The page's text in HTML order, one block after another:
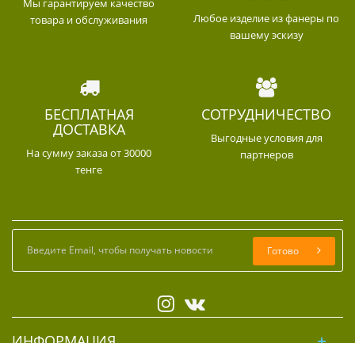
Мы гарантируем качество
товара и обслуживания
Любое изделие из фанеры по
вашему эскизу
БЕСПЛАТНАЯ
ДОСТАВКА
На сумму заказа от 30000
тенге
СОТРУДНИЧЕСТВО
Выгодные условия для
партнеров
Готово